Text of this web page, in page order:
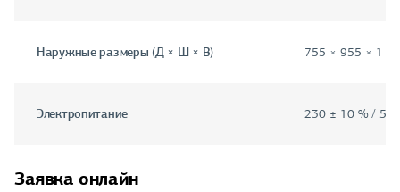
Наружные размеры (Д × Ш × В) 755 × 955 × 1
Электропитание 230 ± 10 % / 50
Заявка онлайн